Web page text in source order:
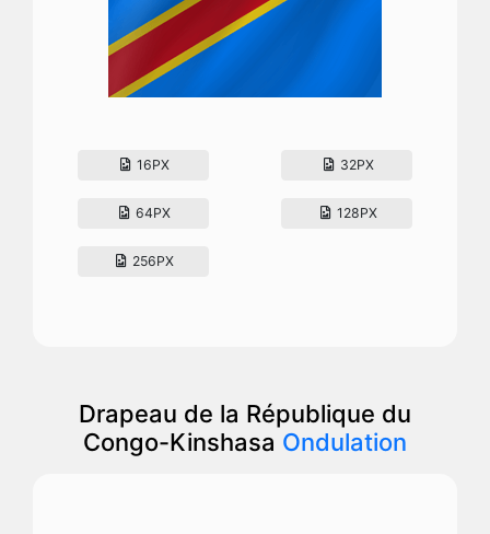
16PX 32PX
64PX 128PX
256PX
Drapeau de la République du
Congo-Kinshasa Ondulation